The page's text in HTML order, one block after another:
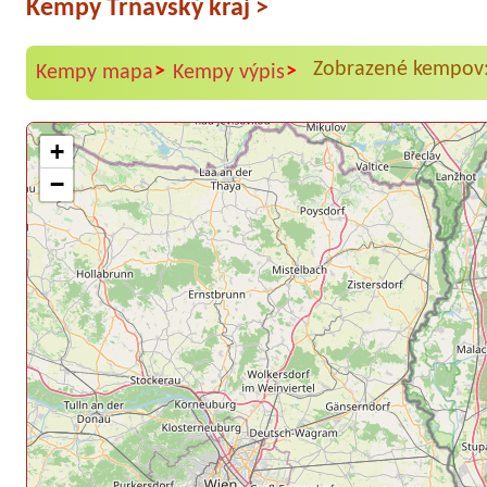
Kempy Trnavský kraj >
Kempy mapa> Kempy výpis> Zobrazené
+
−